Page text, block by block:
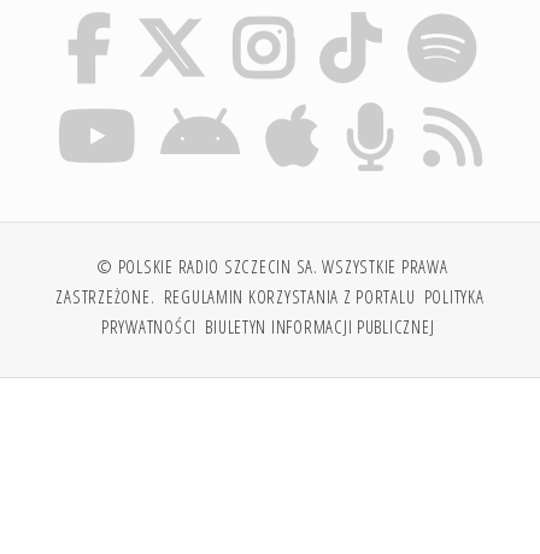
© POLSKIE RADIO SZCZECIN SA. WSZYSTKIE PRAWA
ZASTRZEŻONE. REGULAMIN KORZYSTANIA Z PORTALU POLITYKA
PRYWATNOŚCI BIULETYN INFORMACJI PUBLICZNEJ